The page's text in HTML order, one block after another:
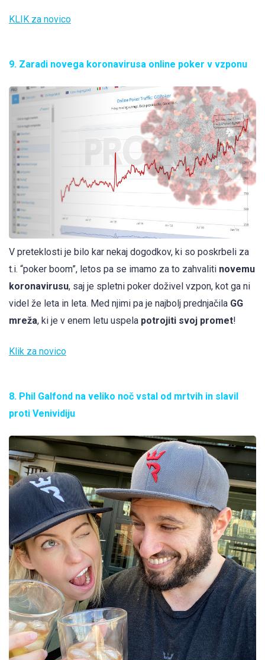
KLIK za novico
9. Zaradi novega koronavirusa online poker v vzponu
V preteklosti je bilo kar nekaj dogodkov, ki so poskrbeli za
t.i. “poker boom”, letos pa se imamo za to zahvaliti novemu
koronavirusu, saj je spletni poker doživel vzpon, kot ga ni
videl že leta in leta. Med njimi pa je najbolj prednjačila GG
mreža, ki je v enem letu uspela potrojiti svoj promet!
Klik za novico
8. Phil Galfond na veliko noč vstal od mrtvih in slavil
proti Venividiju